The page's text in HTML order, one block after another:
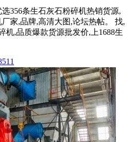
356条生石灰石粉碎机热销货源,
家,品牌,高清大图,论坛热帖。 找,
机,品质爆款货源批发价,上1688生